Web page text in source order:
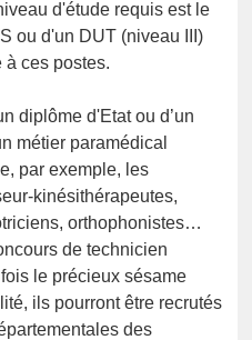
d'étude requis est le
ou d'un DUT (niveau III)
à ces postes.
diplôme d'Etat ou d’un
métier paramédical
par exemple, les
kinésithérapeutes,
orthophonistes…
de technicien
le précieux sésame
ils pourront être recrutés
des